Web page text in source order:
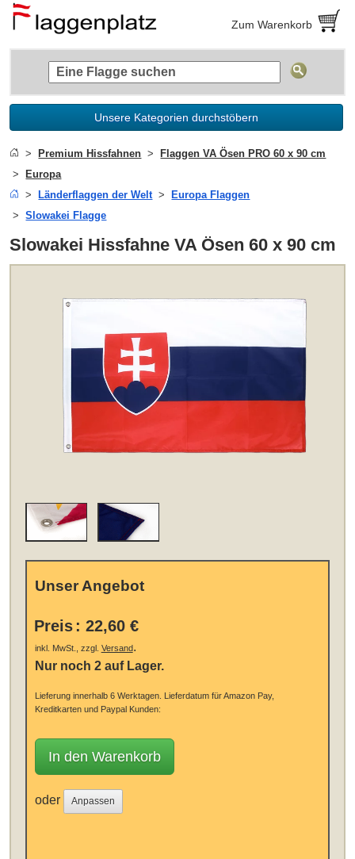
Zum Warenkorb
Unsere Kategorien durchstöbern
Premium Hissfahnen
Flaggen VA Ösen PRO 60 x 90 cm
Europa
Länderflaggen der Welt
Europa Flaggen
Slowakei Flagge
Slowakei Hissfahne VA Ösen 60 x 90 cm
Unser Angebot
Preis : 22,60 €
inkl. MwSt., zzgl. Versand.
Nur noch 2 auf Lager.
Lieferung innerhalb 6 Werktagen. Lieferdatum für Amazon Pay,
Kreditkarten und Paypal Kunden:
In den Warenkorb
oder Anpassen